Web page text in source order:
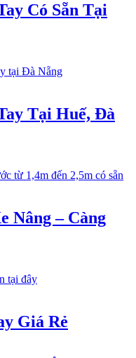
Có Sẵn Tại
Tại Huế, Đà
Nâng – Càng
Giá Rẻ